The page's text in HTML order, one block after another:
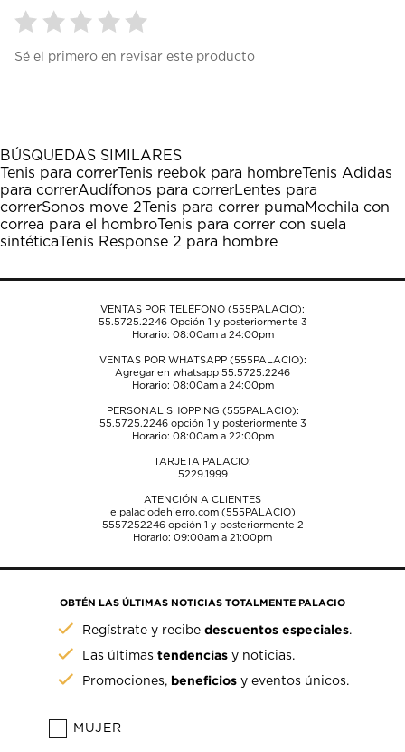
para
1
estrella
Esta
acción
abrirá
el
formulario
envío.
para
estrellas.
Esta
acción
abrirá
el
formulario
envío.
para
estrellas.
Esta
acción
abrirá
el
formulario
envío.
para
estrellas.
Esta
acción
abrirá
el
formulario
envío.
para
estrellas.
Esta
acción
abrirá
el
formulario
envío.
Sé el primero en revisar este producto
BÚSQUEDAS SIMILARES
Tenis para correrTenis reebok para hombreTenis Adidas
para correrAudífonos para correrLentes para
correrSonos move 2Tenis para correr pumaMochila con
correa para el hombroTenis para correr con suela
sintéticaTenis Response 2 para hombre
VENTAS POR TELÉFONO (555PALACIO):
55.5725.2246Opción 1 y posteriormente 3
Horario: 08:00am a 24:00pm
VENTAS POR WHATSAPP (555PALACIO):
Agregar en whatsapp 55.5725.2246
Horario: 08:00am a 24:00pm
PERSONAL SHOPPING (555PALACIO):
55.5725.2246opción 1 y posteriormente 3
Horario: 08:00am a 22:00pm
TARJETA PALACIO:
5229.1999
ATENCIÓN A CLIENTES
elpalaciodehierro.com (555PALACIO)
5557252246opción 1 y posteriormente 2
Horario: 09:00am a 21:00pm
OBTÉN LAS ÚLTIMAS NOTICIAS TOTALMENTE PALACIO
Regístrate y recibedescuentos especiales.
Las últimastendencias y noticias.
Promociones, beneficios y eventos únicos.
MUJER